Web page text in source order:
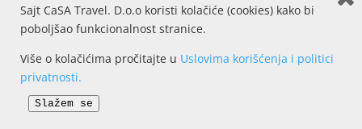
Sajt CaSA Travel. D.o.o koristi kolačiće (cookies) kako bi
poboljšao funkcionalnost stranice.
Više o kolačićima pročitajte u Uslovima korišćenja i politici
privatnosti.
Slažem se